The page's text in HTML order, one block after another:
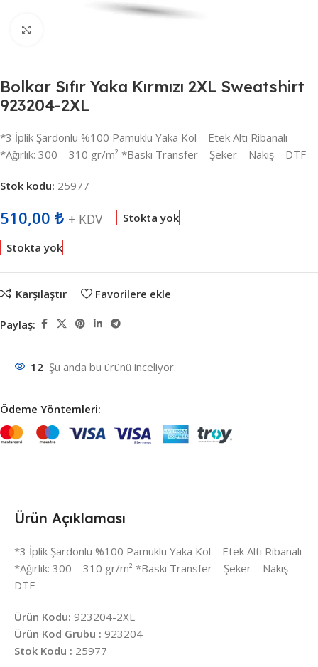
Bolkar Sıfır Yaka Kırmızı 2XL Sweatshirt
923204-2XL
*3 İplik Şardonlu %100 Pamuklu Yaka Kol – Etek Altı Ribanalı
*Ağırlık: 300 – 310 gr/m² *Baskı Transfer – Şeker – Nakış – DTF
Stok kodu: 25977
510,00 ₺ + KDV Stokta yok
Stokta yok
Karşılaştır Favorilere ekle
Paylaş:
12 Şu anda bu ürünü inceliyor.
Ödeme Yöntemleri:
Ürün Açıklaması
*3 İplik Şardonlu %100 Pamuklu Yaka Kol – Etek Altı Ribanalı
*Ağırlık: 300 – 310 gr/m² *Baskı Transfer – Şeker – Nakış –
DTF
Ürün Kodu: 923204-2XL
Ürün Kod Grubu : 923204
Stok Kodu : 25977